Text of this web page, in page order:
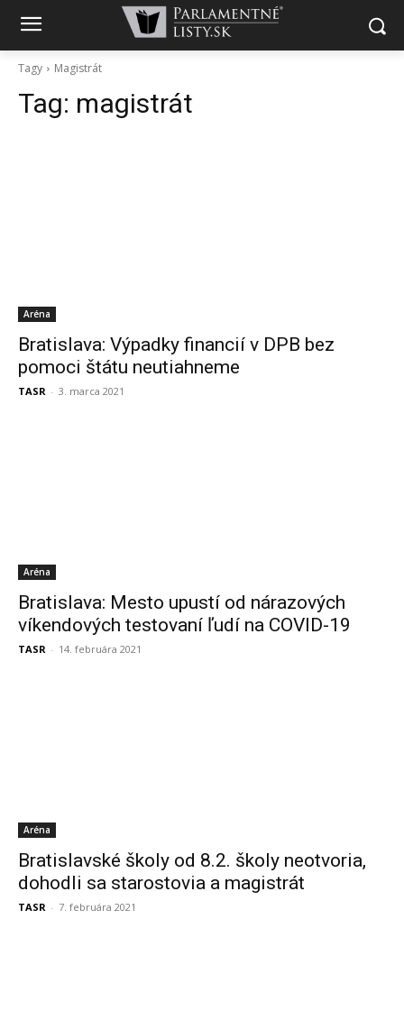
Tagy Magistrát
Tag: magistrát
Aréna
Bratislava: Výpadky financií v DPB bez
pomoci štátu neutiahneme
TASR - 3. marca 2021
Aréna
Bratislava: Mesto upustí od nárazových
víkendových testovaní ľudí na COVID-19
TASR - 14. februára 2021
Aréna
Bratislavské školy od 8.2. školy neotvoria,
dohodli sa starostovia a magistrát
TASR - 7. februára 2021